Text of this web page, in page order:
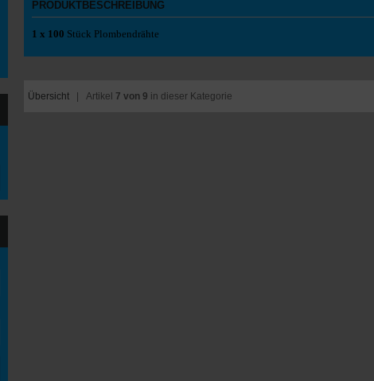
PRODUKTBESCHREIBUNG
1 x 100 Stück Plombendrähte
Übersicht | Artikel 7 von 9 in dieser Kategorie